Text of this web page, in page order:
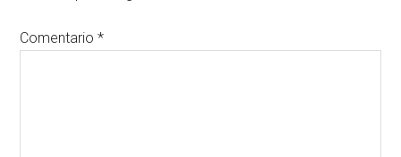
Comentario*